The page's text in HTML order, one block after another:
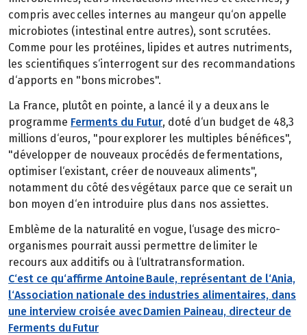
compris avec celles internes au mangeur qu‘on appelle
microbiotes (intestinal entre autres), sont scrutées.
Comme pour les protéines, lipides et autres nutriments,
les scientifiques s‘interrogent sur des recommandations
d‘apports en "bons microbes".
La France, plutôt en pointe, a lancé il y a deux ans le
programme Ferments du Futur, doté d‘un budget de 48,3
millions d‘euros, "pour explorer les multiples bénéfices",
"développer de nouveaux procédés de fermentations,
optimiser l‘existant, créer de nouveaux aliments",
notamment du côté des végétaux parce que ce serait un
bon moyen d‘en introduire plus dans nos assiettes.
Emblème de la naturalité en vogue, l‘usage des micro-
organismes pourrait aussi permettre de limiter le
recours aux additifs ou à l‘ultratransformation.
C‘est ce qu‘affirme Antoine Baule, représentant de l‘Ania,
l‘Association nationale des industries alimentaires, dans
une interview croisée avec Damien Paineau, directeur de
Ferments du Futur